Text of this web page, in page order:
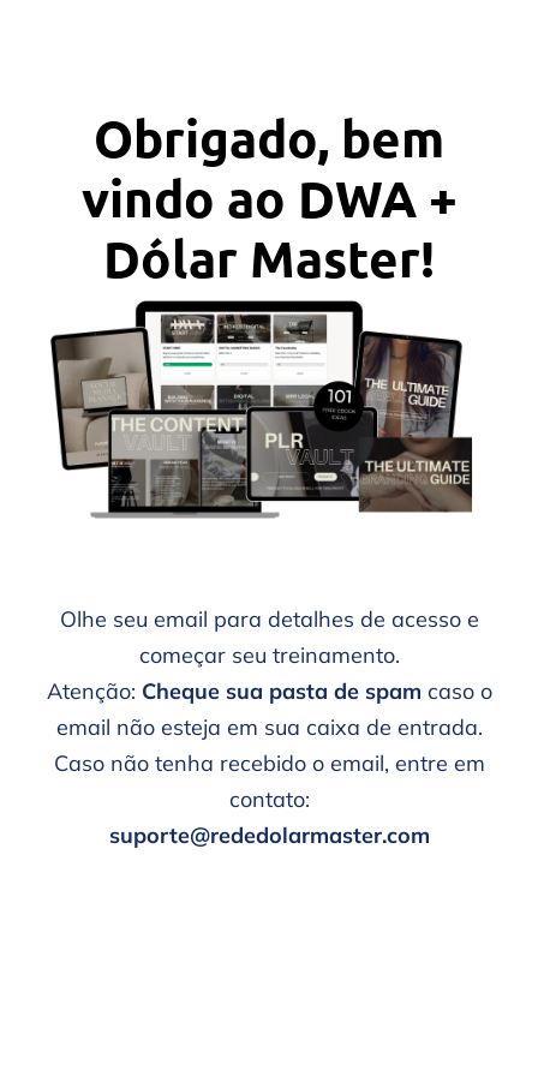
Obrigado, bem
vindo ao DWA +
Dólar Master!
Olhe seu email para detalhes de acesso e
começar seu treinamento.
Atenção: Cheque sua pasta de spam caso o
email não esteja em sua caixa de entrada.
Caso não tenha recebido o email, entre em
contato:
suporte@rededolarmaster.com